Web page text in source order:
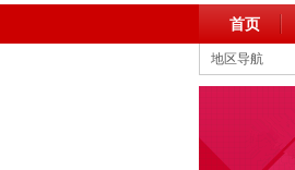
首页
地区导航